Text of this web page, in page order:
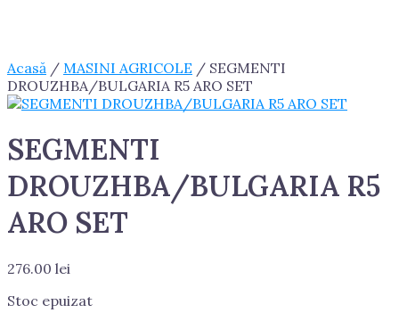
Acasă / MASINI AGRICOLE / SEGMENTI
DROUZHBA/BULGARIA R5 ARO SET
SEGMENTI
DROUZHBA/BULGARIA R5
ARO SET
276.00 lei
Stoc epuizat